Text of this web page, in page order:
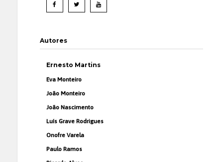
Autores
Ernesto Martins
Eva Monteiro
João Monteiro
João Nascimento
Luís Grave Rodrigues
Onofre Varela
Paulo Ramos